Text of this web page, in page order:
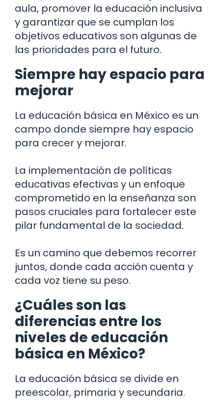
aula, promover la educación inclusiva
y garantizar que se cumplan los
objetivos educativos son algunas de
las prioridades para el futuro.
Siempre hay espacio para
mejorar
La educación básica en México es un
campo donde siempre hay espacio
para crecer y mejorar.
La implementación de políticas
educativas efectivas y un enfoque
comprometido en la enseñanza son
pasos cruciales para fortalecer este
pilar fundamental de la sociedad.
Es un camino que debemos recorrer
juntos, donde cada acción cuenta y
cada voz tiene su peso.
¿Cuáles son las
diferencias entre los
niveles de educación
básica en México?
La educación básica se divide en
preescolar, primaria y secundaria.